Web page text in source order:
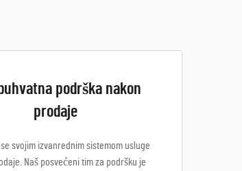
podrška nakon
prodaje
svojim izvanrednim sistemom usluge
Naš posvećeni tim za podršku je